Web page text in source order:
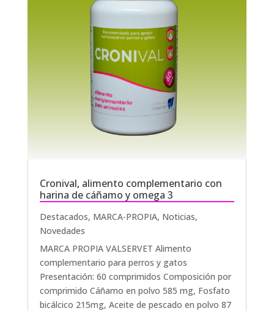
Cronival, alimento complementario con
harina de cáñamo y omega 3
Destacados, MARCA-PROPIA, Noticias,
Novedades
MARCA PROPIA VALSERVET Alimento
complementario para perros y gatos
Presentación: 60 comprimidos Composición por
comprimido Cáñamo en polvo 585 mg, Fosfato
bicálcico 215mg, Aceite de pescado en polvo 87